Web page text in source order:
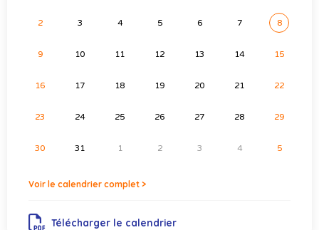
2 3 4 5 6 7 8
9 10 11 12 13 14 15
16 17 18 19 20 21 22
23 24 25 26 27 28 29
30 31 1 2 3 4 5
Voir le calendrier complet >
Télécharger le calendrier